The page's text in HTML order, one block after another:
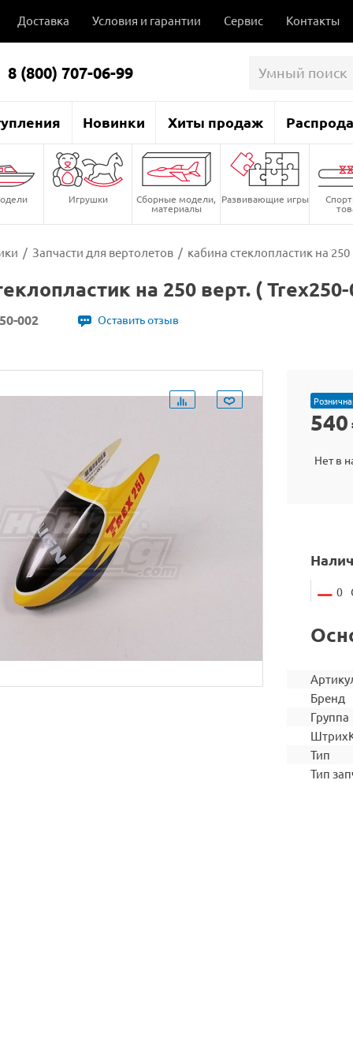
Доставка Условия и гарантии Сервис Контакты
8 (800) 707-06-99
Новинки Хиты продаж
Игрушки Сборные модели,
материалы
Развивающие игры
/ Запчасти для вертолетов / кабина стеклопластик на 250
на 250 верт. (
002 Оставить отзыв
540
Нет в
0
Бренд
Группа
Тип
Тип